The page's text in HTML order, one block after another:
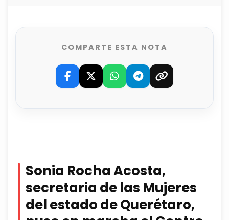
COMPARTE ESTA NOTA
Sonia Rocha Acosta,
secretaria de las Mujeres
del estado de Querétaro,